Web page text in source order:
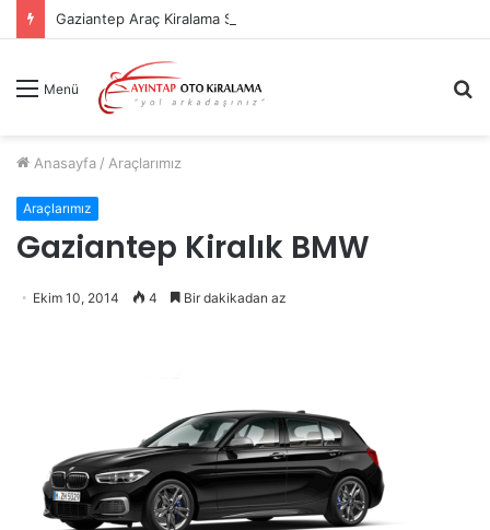
Gaziantep Araç Kiralama Sık Sorulan Sorular
Menü
Anasayfa / Araçlarımız
Araçlarımız
Gaziantep Kiralık BMW
Ekim 10, 2014 4 Bir dakikadan az